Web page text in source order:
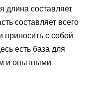
длина составляет
составляет всего
приносить с собой
есть база для
и опытными